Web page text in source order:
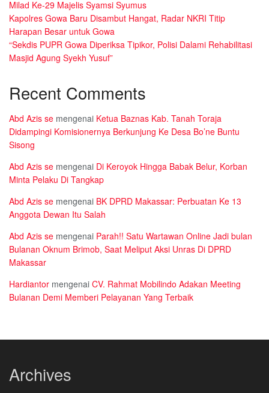
Milad Ke-29 Majelis Syamsi Syumus
Kapolres Gowa Baru Disambut Hangat, Radar NKRI Titip
Harapan Besar untuk Gowa
“Sekdis PUPR Gowa Diperiksa Tipikor, Polisi Dalami Rehabilitasi
Masjid Agung Syekh Yusuf”
Recent Comments
Abd Azis se mengenai Ketua Baznas Kab. Tanah Toraja
Didampingi Komisionernya Berkunjung Ke Desa Bo’ne Buntu
Sisong
Abd Azis se mengenai Di Keroyok Hingga Babak Belur, Korban
Minta Pelaku Di Tangkap
Abd Azis se mengenai BK DPRD Makassar: Perbuatan Ke 13
Anggota Dewan Itu Salah
Abd Azis se mengenai Parah!! Satu Wartawan Online Jadi bulan
Bulanan Oknum Brimob, Saat Meliput Aksi Unras Di DPRD
Makassar
Hardiantor mengenai CV. Rahmat Mobilindo Adakan Meeting
Bulanan Demi Memberi Pelayanan Yang Terbaik
Archives